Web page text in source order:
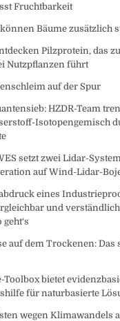
Fruchtbarkeit
Bäume zusätzlich
Pilzprotein, das zu
Nutzpflanzen führt
auf der Spur
HZDR-Team
Isotopengemisch
setzt zwei Lidar-
auf Wind-Lidar-
eines
und verständlich
auf dem Trockenen: Das
Toolbox bietet
für naturbasierte
wegen Klimawandels